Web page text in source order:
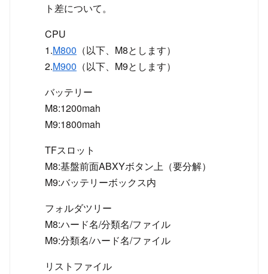
ト差について。
CPU
1.M800 （以下、M8とします）
2.M900 （以下、M9とします）
バッテリー
M8:1200mah
M9:1800mah
TFスロット
M8:基盤前面ABXYボタン上（要分解）
M9:バッテリーボックス内
フォルダツリー
M8:ハード名/分類名/ファイル
M9:分類名/ハード名/ファイル
リストファイル